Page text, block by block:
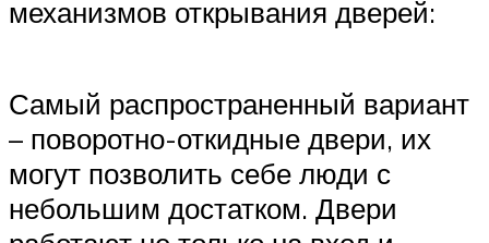
механизмов открывания дверей:
Самый распространенный вариант
– поворотно-откидные двери, их
могут позволить себе люди с
небольшим достатком. Двери